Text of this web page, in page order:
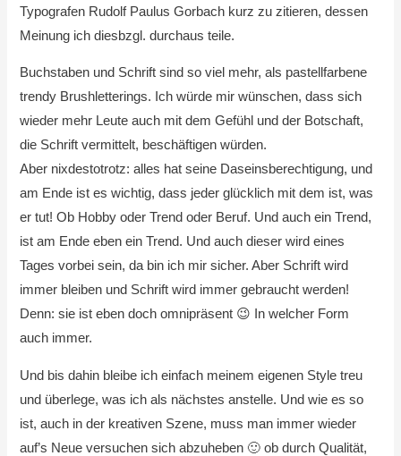
Typografen Rudolf Paulus Gorbach kurz zu zitieren, dessen
Meinung ich diesbzgl. durchaus teile.
Buchstaben und Schrift sind so viel mehr, als pastellfarbene
trendy Brushletterings. Ich würde mir wünschen, dass sich
wieder mehr Leute auch mit dem Gefühl und der Botschaft,
die Schrift vermittelt, beschäftigen würden.
Aber nixdestotrotz: alles hat seine Daseinsberechtigung, und
am Ende ist es wichtig, dass jeder glücklich mit dem ist, was
er tut! Ob Hobby oder Trend oder Beruf. Und auch ein Trend,
ist am Ende eben ein Trend. Und auch dieser wird eines
Tages vorbei sein, da bin ich mir sicher. Aber Schrift wird
immer bleiben und Schrift wird immer gebraucht werden!
Denn: sie ist eben doch omnipräsent 😉 In welcher Form
auch immer.
Und bis dahin bleibe ich einfach meinem eigenen Style treu
und überlege, was ich als nächstes anstelle. Und wie es so
ist, auch in der kreativen Szene, muss man immer wieder
auf’s Neue versuchen sich abzuheben 🙂 ob durch Qualität,